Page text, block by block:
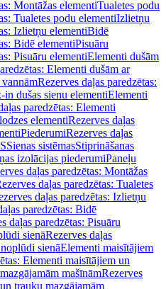
Montāžas elementiTualetes podu
Tualetes podu elementiIzlietņu
Izlietņu elementiBidē
Bidē elementiPisuāru
Pisuāru elementiElementi dušām
Elementi dušām ar
Rezerves daļas paredzētas:
in dušas sienu elementiElementi
paredzētas: Elementi
elementiRezerves daļas
PiederumiRezerves daļas
Sienas sistēmasStiprināšanas
izolācijas piederumiPaneļu
daļas paredzētas: Montāžas
daļas paredzētas: Tualetes
daļas paredzētas: Izlietņu
paredzētas: Bidē
daļas paredzētas: Pisuāru
sienāRezerves daļas
sienāElementi maisītājiem
Elementi maisītājiem un
mašīnāmRezerves
trauku mazgājamām